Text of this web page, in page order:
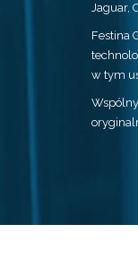
Jaguar,
Festina
w tym